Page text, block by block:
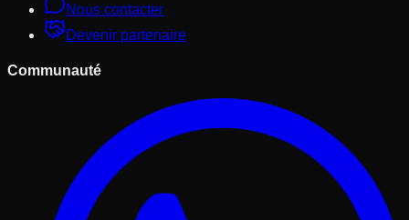
Nous contacter
Devenir partenaire
Communauté